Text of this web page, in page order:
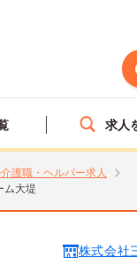
求人
護職・ヘルパー求人
ム大堤
株式会社